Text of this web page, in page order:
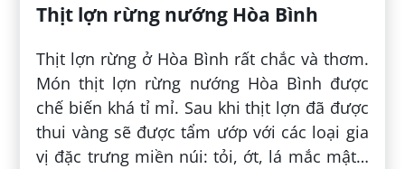
Thịt lợn rừng nướng Hòa Bình
Thịt lợn rừng ở Hòa Bình rất chắc và thơm.
Món thịt lợn rừng nướng Hòa Bình được
chế biến khá tỉ mỉ. Sau khi thịt lợn đã được
thui vàng sẽ được tẩm ướp với các loại gia
vị đặc trưng miền núi: tỏi, ớt, lá mắc mật…